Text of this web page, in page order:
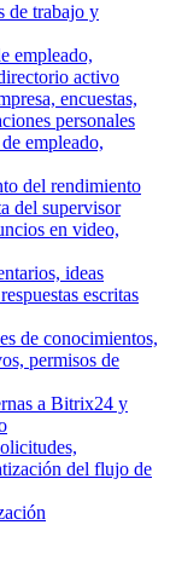
de trabajo y
empleado,
activo
encuestas,
personales
empleado,
del rendimiento
del supervisor
en video,
ideas
escritas
de conocimientos,
permisos de
a Bitrix24 y
del flujo de